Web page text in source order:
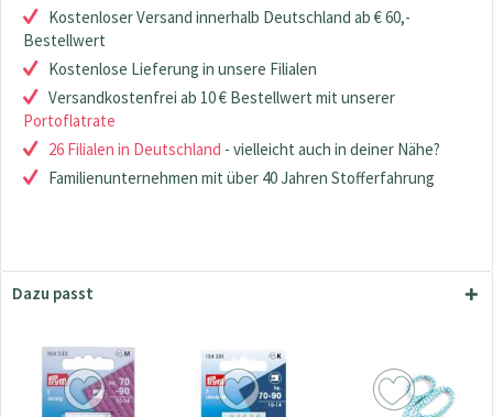
Kostenloser Versand innerhalb Deutschland ab € 60,-
Bestellwert
Kostenlose Lieferung in unsere Filialen
Versandkostenfrei ab 10 € Bestellwert mit unserer
Portoflatrate
26 Filialen in Deutschland - vielleicht auch in deiner Nähe?
Familienunternehmen mit über 40 Jahren Stofferfahrung
Dazu passt